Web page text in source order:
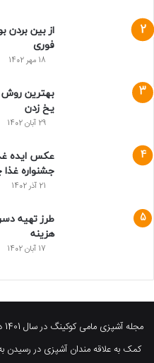
فوری
18 مهر 1402
بهترین روش
یخ زدن
29 آبان 1402
عکس ایده
جشنواره
21 آذر 1402
هزینه
17 آبان 1402
کمک به علاقه مندان آشپزی در رسیدن